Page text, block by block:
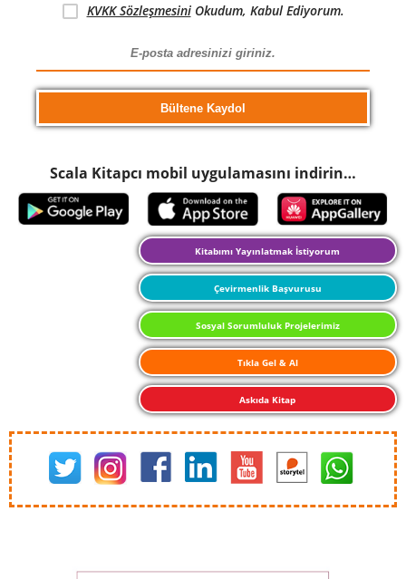
KVKK SözleşmesiniOkudum, Kabul Ediyorum.
Scala Kitapcı mobil uygulamasını indirin…
Kitabımı Yayınlatmak İstiyorum
Çevirmenlik Başvurusu
Sosyal Sorumluluk Projelerimiz
Tıkla Gel & Al
Askıda Kitap